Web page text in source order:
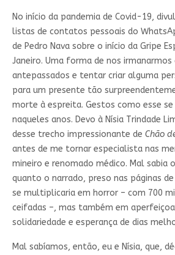
No início da pandemia de Covid-19,
listas de contatos pessoais do
de Pedro Nava sobre o início da Gripe
Janeiro. Uma forma de nos irmanarmos
antepassados e tentar criar alguma
para um presente tão
morte à espreita. Gestos como esse
naqueles anos. Devo à Nísia Trindade
desse trecho impressionante de Chão
antes de me tornar especialista nas
mineiro e renomado médico. Mal sabia
quanto o narrado, preso nas páginas
se multiplicaria em horror – com 700
ceifadas –, mas também em
solidariedade e esperança de dias
Mal sabíamos, então, eu e Nísia, que,